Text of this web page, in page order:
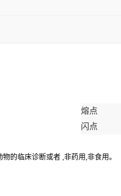
熔点
闪点
的临床诊断或者 ,非药用,非食用。